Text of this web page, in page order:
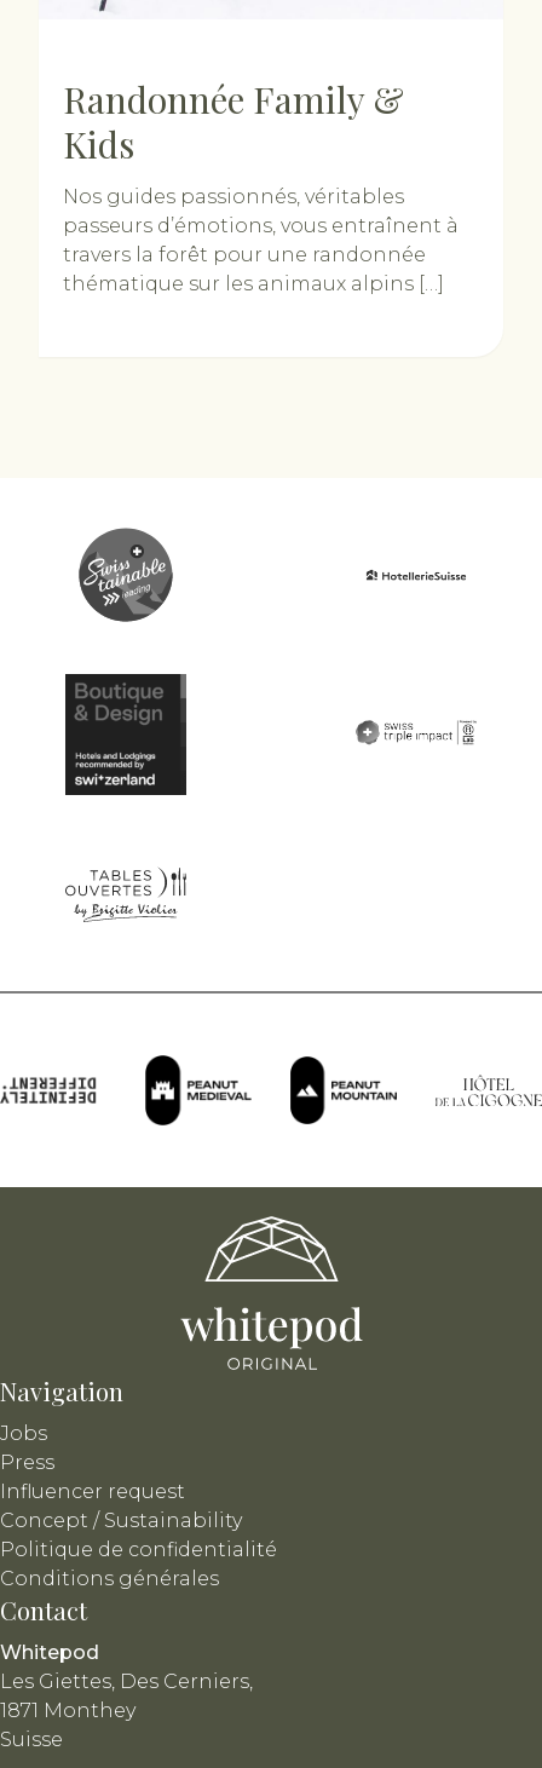
Randonnée Family &
Kids
Nos guides passionnés, véritables
passeurs d’émotions, vous entraînent à
travers la forêt pour une randonnée
thématique sur les animaux alpins […]
Navigation
Jobs
Press
Influencer request
Concept / Sustainability
Politique de confidentialité
Conditions générales
Contact
Whitepod
Les Giettes, Des Cerniers,
1871 Monthey
Suisse